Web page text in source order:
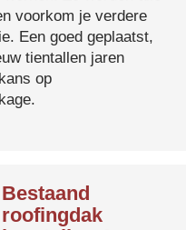
voorkom je verdere
Een goed geplaatst,
tientallen jaren
op
Bestaand
roofingdak